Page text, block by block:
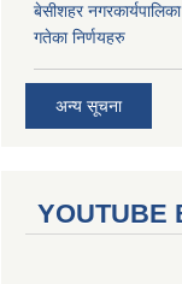
बे‍‍सीशहर
गतेका निर्णयहरु
अन्य सूचना
YOUTUBE